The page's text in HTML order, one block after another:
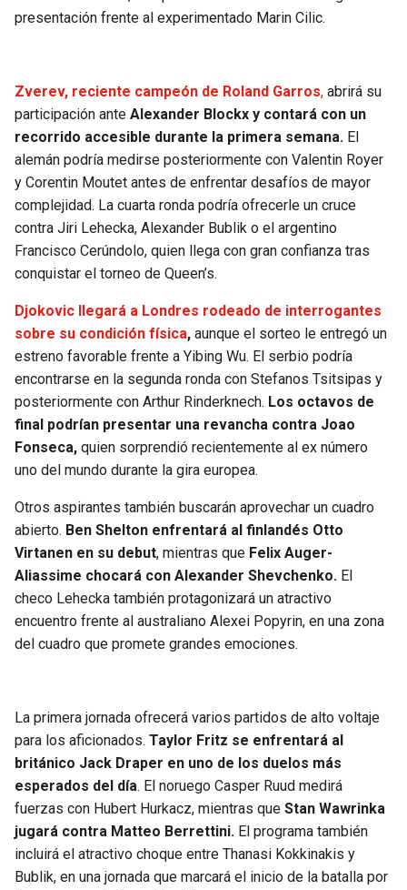
presentación frente al experimentado Marin Cilic.
Zverev, reciente campeón de Roland Garros, abrirá su
participación ante Alexander Blockx y contará con un
recorrido accesible durante la primera semana. El
alemán podría medirse posteriormente con Valentin Royer
y Corentin Moutet antes de enfrentar desafíos de mayor
complejidad. La cuarta ronda podría ofrecerle un cruce
contra Jiri Lehecka, Alexander Bublik o el argentino
Francisco Cerúndolo, quien llega con gran confianza tras
conquistar el torneo de Queen’s.
Djokovic llegará a Londres rodeado de interrogantes
sobre su condición física, aunque el sorteo le entregó un
estreno favorable frente a Yibing Wu. El serbio podría
encontrarse en la segunda ronda con Stefanos Tsitsipas y
posteriormente con Arthur Rinderknech. Los octavos de
final podrían presentar una revancha contra Joao
Fonseca, quien sorprendió recientemente al ex número
uno del mundo durante la gira europea.
Otros aspirantes también buscarán aprovechar un cuadro
abierto. Ben Shelton enfrentará al finlandés Otto
Virtanen en su debut, mientras que Felix Auger-
Aliassime chocará con Alexander Shevchenko. El
checo Lehecka también protagonizará un atractivo
encuentro frente al australiano Alexei Popyrin, en una zona
del cuadro que promete grandes emociones.
La primera jornada ofrecerá varios partidos de alto voltaje
para los aficionados. Taylor Fritz se enfrentará al
británico Jack Draper en uno de los duelos más
esperados del día. El noruego Casper Ruud medirá
fuerzas con Hubert Hurkacz, mientras que Stan Wawrinka
jugará contra Matteo Berrettini. El programa también
incluirá el atractivo choque entre Thanasi Kokkinakis y
Bublik, en una jornada que marcará el inicio de la batalla por